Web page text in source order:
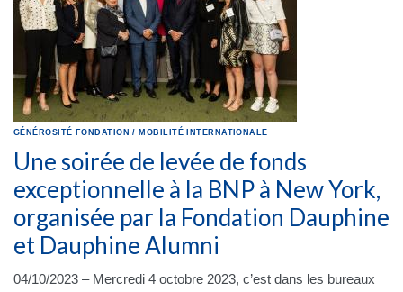
GÉNÉROSITÉ FONDATION / MOBILITÉ INTERNATIONALE
Une soirée de levée de fonds
exceptionnelle à la BNP à New York,
organisée par la Fondation Dauphine
et Dauphine Alumni
04/10/2023 – Mercredi 4 octobre 2023, c’est dans les bureaux